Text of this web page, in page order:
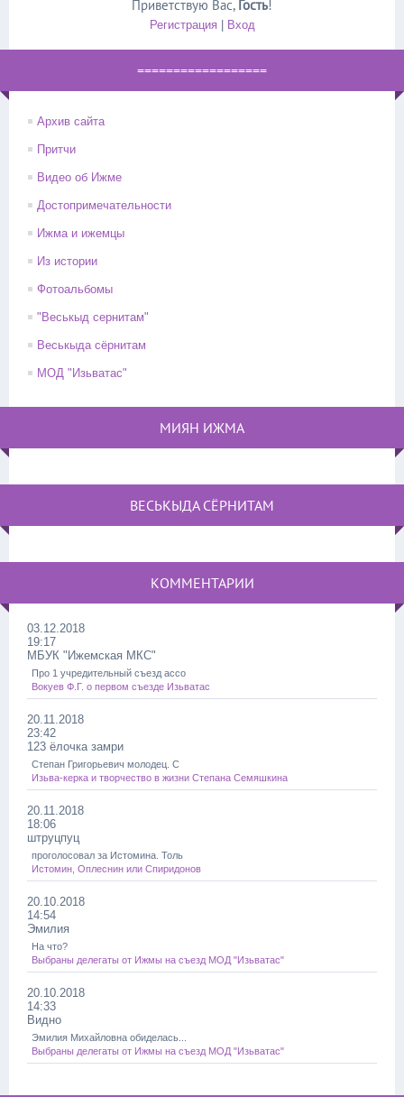
Приветствую Вас, Гость!
Регистрация| Вход
==================
Архив сайта
Притчи
Видео об Ижме
Достопримечательности
Ижма и ижемцы
Из истории
Фотоальбомы
"Веськыд сернитам"
Веськыда сёрнитам
МОД "Изьватас"
МИЯН ИЖМА
ВЕСЬКЫДА СЁРНИТАМ
КОММЕНТАРИИ
03.12.2018
19:17
МБУК "Ижемская МКС"
Про 1 учредительный съезд ассо
Вокуев Ф.Г. о первом съезде Изьватас
20.11.2018
23:42
123 ёлочка замри
Степан Григорьевич молодец. С
Изьва-керка и творчество в жизни Степана Семяшкина
20.11.2018
18:06
штруцпуц
проголосовал за Истомина. Толь
Истомин, Оплеснин или Спиридонов
20.10.2018
14:54
Эмилия
На что?
Выбраны делегаты от Ижмы на съезд МОД "Изьватас"
20.10.2018
14:33
Видно
Эмилия Михайловна обиделась...
Выбраны делегаты от Ижмы на съезд МОД "Изьватас"